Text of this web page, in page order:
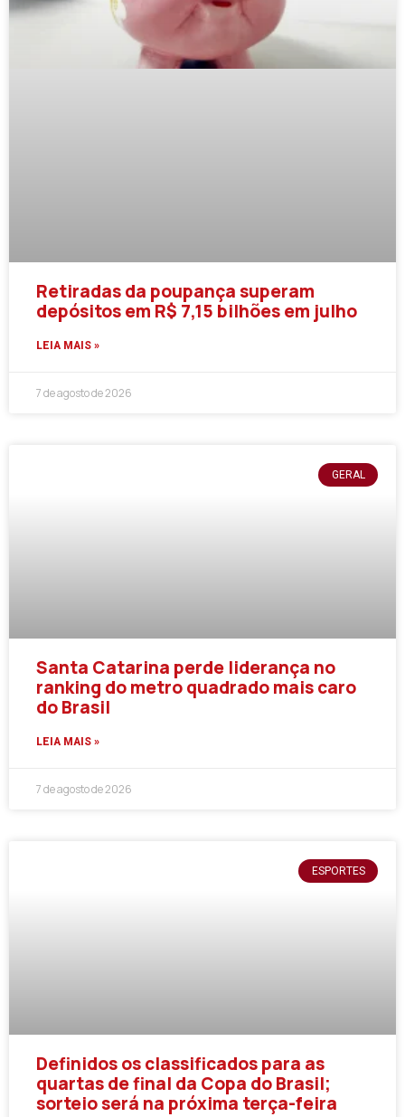
Retiradas da poupança superam
depósitos em R$ 7,15 bilhões em julho
LEIA MAIS »
7 de agosto de 2026
GERAL
Santa Catarina perde liderança no
ranking do metro quadrado mais caro
do Brasil
LEIA MAIS »
7 de agosto de 2026
ESPORTES
Definidos os classificados para as
quartas de final da Copa do Brasil;
sorteio será na próxima terça-feira